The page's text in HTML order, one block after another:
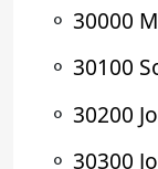
⚬ 30000
⚬ 30100
⚬ 30200
⚬ 30300